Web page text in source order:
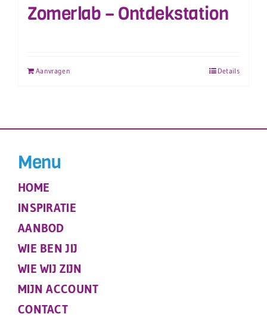
Zomerlab – Ontdekstation
Aanvragen Details
Menu
HOME
INSPIRATIE
AANBOD
WIE BEN JIJ
WIE WIJ ZIJN
MIJN ACCOUNT
CONTACT